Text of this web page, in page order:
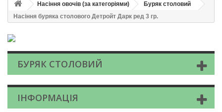
Насіння овочів (за категоріями)
Буряк столовий
Насіння буряка столового Детройт Дарк ред 3 гр.
БУРЯК СТОЛОВИЙ
ІНФОРМАЦІЯ